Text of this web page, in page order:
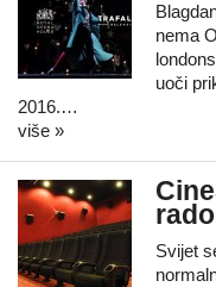
nema
uoči
2016.…
više »
Svijet